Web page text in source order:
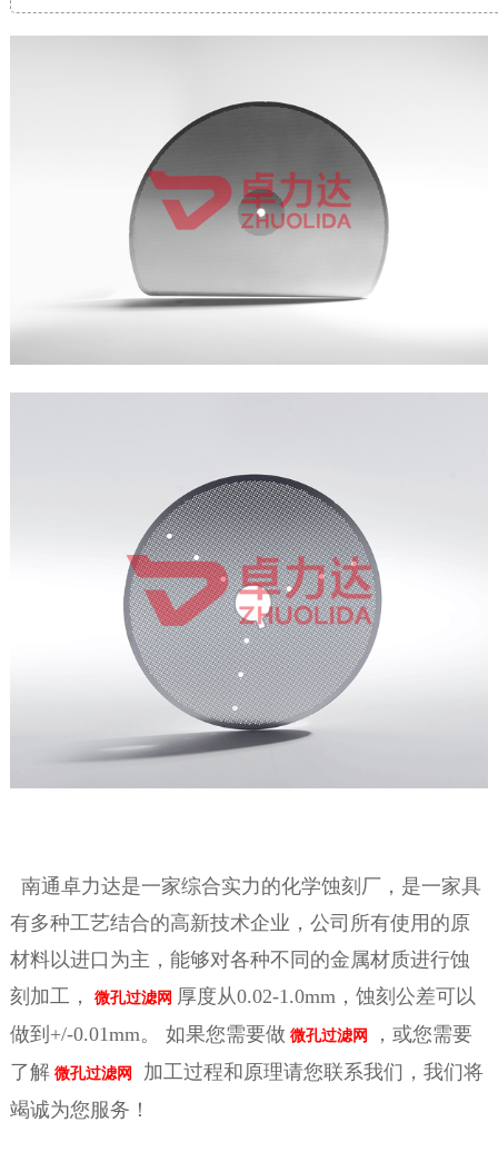
南通卓力达是一家综合实力的化学蚀刻厂，是一家具
有多种工艺结合的高新技术企业，公司所有使用的原
材料以进口为主，能够对各种不同的金属材质进行蚀
刻加工，
微孔过滤网 厚度从0.02-1.0mm，蚀刻公差可以
做到+/-0.01mm。 如果您需要做 微孔过滤网
，或您需要
了解 微孔过滤网 加工过程和原理请您联系我们，我们将
竭诚为您服务！